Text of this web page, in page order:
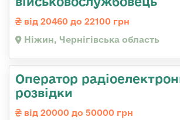
від 20460 до 22100 грн
Ніжин, Чернігівська область
Оператор
розвідки
від 20000 до 50000 грн